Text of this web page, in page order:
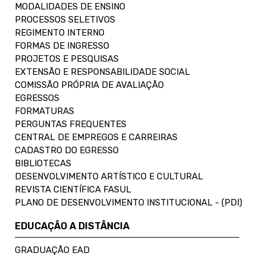
MODALIDADES DE ENSINO
PROCESSOS SELETIVOS
REGIMENTO INTERNO
FORMAS DE INGRESSO
PROJETOS E PESQUISAS
EXTENSÃO E RESPONSABILIDADE SOCIAL
COMISSÃO PRÓPRIA DE AVALIAÇÃO
EGRESSOS
FORMATURAS
PERGUNTAS FREQUENTES
CENTRAL DE EMPREGOS E CARREIRAS
CADASTRO DO EGRESSO
BIBLIOTECAS
DESENVOLVIMENTO ARTÍSTICO E CULTURAL
REVISTA CIENTÍFICA FASUL
PLANO DE DESENVOLVIMENTO INSTITUCIONAL - (PDI)
EDUCAÇÃO A DISTÂNCIA
GRADUAÇÃO EAD